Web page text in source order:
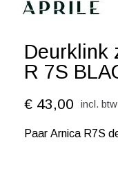
Deurklink
R 7S
€ 43,00 incl. btw
Paar Arnica R7S